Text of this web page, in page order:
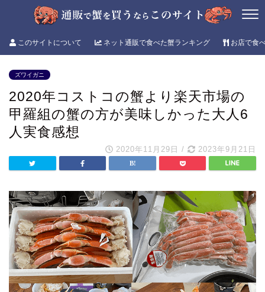
このサイトについて ネット通販で食べた蟹ランキング お店で食
ズワイガニ
2020年コストコの蟹より楽天市場の
甲羅組の蟹の方が美味しかった大人6
人実食感想
2020年11月29日 / 2023年9月21日